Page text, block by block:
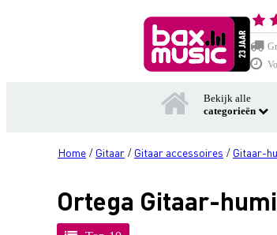
Bekijk alle
categorieën
Home / Gitaar / Gitaar accessoires / Gitaar-
Ortega Gitaar-